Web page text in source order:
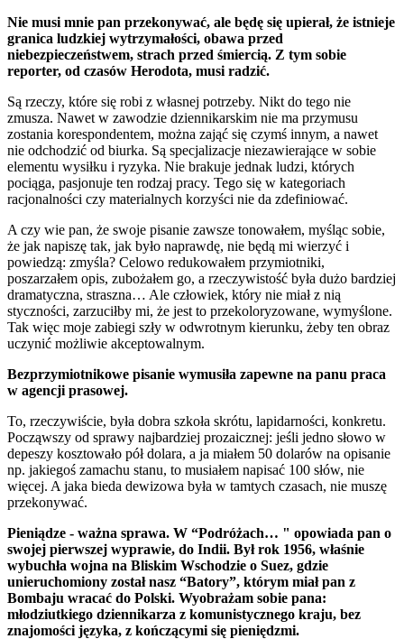
Nie musi mnie pan przekonywać, ale będę się upierał, że istnieje
granica ludzkiej wytrzymałości, obawa przed
niebezpieczeństwem, strach przed śmiercią. Z tym sobie
reporter, od czasów Herodota, musi radzić.
Są rzeczy, które się robi z własnej potrzeby. Nikt do tego nie
zmusza. Nawet w zawodzie dziennikarskim nie ma przymusu
zostania korespondentem, można zająć się czymś innym, a nawet
nie odchodzić od biurka. Są specjalizacje niezawierające w sobie
elementu wysiłku i ryzyka. Nie brakuje jednak ludzi, których
pociąga, pasjonuje ten rodzaj pracy. Tego się w kategoriach
racjonalności czy materialnych korzyści nie da zdefiniować.
A czy wie pan, że swoje pisanie zawsze tonowałem, myśląc sobie,
że jak napiszę tak, jak było naprawdę, nie będą mi wierzyć i
powiedzą: zmyśla? Celowo redukowałem przymiotniki,
poszarzałem opis, zubożałem go, a rzeczywistość była dużo bardziej
dramatyczna, straszna… Ale człowiek, który nie miał z nią
styczności, zarzuciłby mi, że jest to przekoloryzowane, wymyślone.
Tak więc moje zabiegi szły w odwrotnym kierunku, żeby ten obraz
uczynić możliwie akceptowalnym.
Bezprzymiotnikowe pisanie wymusiła zapewne na panu praca
w agencji prasowej.
To, rzeczywiście, była dobra szkoła skrótu, lapidarności, konkretu.
Począwszy od sprawy najbardziej prozaicznej: jeśli jedno słowo w
depeszy kosztowało pół dolara, a ja miałem 50 dolarów na opisanie
np. jakiegoś zamachu stanu, to musiałem napisać 100 słów, nie
więcej. A jaka bieda dewizowa była w tamtych czasach, nie muszę
przekonywać.
Pieniądze - ważna sprawa. W “Podróżach… " opowiada pan o
swojej pierwszej wyprawie, do Indii. Był rok 1956, właśnie
wybuchła wojna na Bliskim Wschodzie o Suez, gdzie
unieruchomiony został nasz “Batory”, którym miał pan z
Bombaju wracać do Polski. Wyobrażam sobie pana:
młodziutkiego dziennikarza z komunistycznego kraju, bez
znajomości języka, z kończącymi się pieniędzmi.